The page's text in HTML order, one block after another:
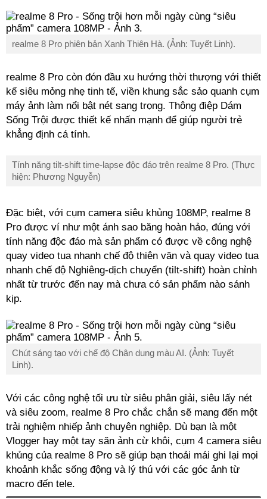
realme 8 Pro phiên bản Xanh Thiên Hà. (Ảnh: Tuyết Linh).
realme 8 Pro còn đón đầu xu hướng thời thượng với thiết
kế siêu mỏng nhẹ tinh tế, viền khung sắc sảo quanh cụm
máy ảnh làm nổi bật nét sang trọng. Thông điệp Dám
Sống Trội được thiết kế nhấn mạnh để giúp người trẻ
khẳng định cá tính.
Tính năng tilt-shift time-lapse độc đáo trên realme 8 Pro. (Thực
hiện: Phương Nguyễn)
Đặc biệt, với cụm camera siêu khủng 108MP, realme 8
Pro được ví như một ánh sao băng hoàn hảo, đúng với
tính năng độc đáo mà sản phẩm có được về công nghệ
quay video tua nhanh chế độ thiên văn và quay video tua
nhanh chế độ Nghiêng-dịch chuyển (tilt-shift) hoàn chỉnh
nhất từ trước đến nay mà chưa có sản phẩm nào sánh
kịp.
Chút sáng tạo với chế độ Chân dung màu AI. (Ảnh: Tuyết
Linh).
Với các công nghệ tối ưu từ siêu phân giải, siêu lấy nét
và siêu zoom, realme 8 Pro chắc chắn sẽ mang đến một
trải nghiệm nhiếp ảnh chuyên nghiệp. Dù bạn là một
Vlogger hay một tay săn ảnh cừ khôi, cụm 4 camera siêu
khủng của realme 8 Pro sẽ giúp bạn thoải mái ghi lại mọi
khoảnh khắc sống động và lý thú với các góc ảnh từ
macro đến tele.